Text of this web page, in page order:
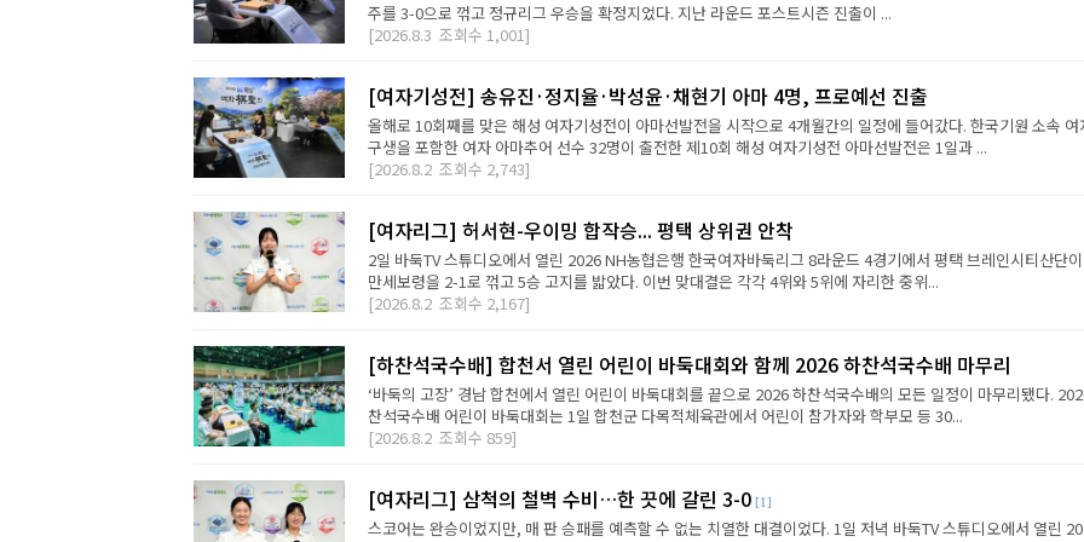
주를 3-0으로 꺾고 정규리그 우승을 확정지었다. 지난 라운드 포스트시즌 진출이 ...
[2026.8.3 조회수 1,001]
[여자기성전] 송유진·정지율·박성윤·채현기 아마 4명, 프로예선 진출
올해로 10회째를 맞은 해성 여자기성전이 아마선발전을 시작으로 4개월간의 일정에 들어갔다. 한국기원 소속 여
구생을 포함한 여자 아마추어 선수 32명이 출전한 제10회 해성 여자기성전 아마선발전은 1일과 ...
[2026.8.2 조회수 2,743]
[여자리그] 허서현-우이밍 합작승... 평택 상위권 안착
2일 바둑TV 스튜디오에서 열린 2026 NH농협은행 한국여자바둑리그 8라운드 4경기에서 평택 브레인시티산단
만세보령을 2-1로 꺾고 5승 고지를 밟았다. 이번 맞대결은 각각 4위와 5위에 자리한 중위...
[2026.8.2 조회수 2,167]
[하찬석국수배] 합천서 열린 어린이 바둑대회와 함께 2026 하찬석국수배 마무리
‘바둑의 고장’ 경남 합천에서 열린 어린이 바둑대회를 끝으로 2026 하찬석국수배의 모든 일정이 마무리됐다.
찬석국수배 어린이 바둑대회는 1일 합천군 다목적체육관에서 어린이 참가자와 학부모 등 30...
[2026.8.2 조회수 859]
[여자리그] 삼척의 철벽 수비…한 끗에 갈린 3-0 [1]
스코어는 완승이었지만, 매 판 승패를 예측할 수 없는 치열한 대결이었다. 1일 저녁 바둑TV 스튜디오에서 열린